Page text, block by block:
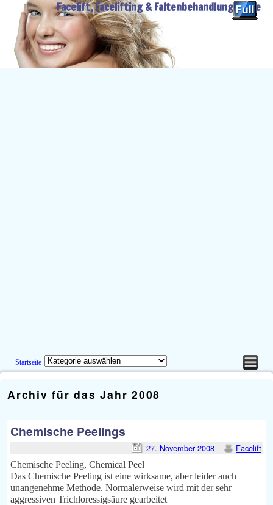
Facelift, Facelifting & Faltenbehandlung Guide
Startseite
Archiv für das Jahr2008
Chemische Peelings
27. November 2008 Facelift
Chemische Peeling, Chemical Peel
Das Chemische Peeling ist eine wirksame, aber leider auch
unangenehme Methode. Normalerweise wird mit der sehr
aggressiven Trichloressigsäure gearbeitet